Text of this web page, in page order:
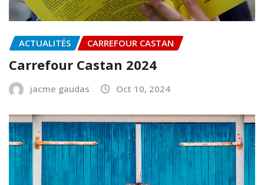
ACTUALITÉS CARREFOUR CASTAN
Carrefour Castan 2024
jacme gaudas Oct 10, 2024